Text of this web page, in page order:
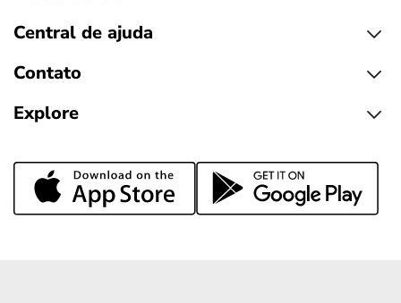
Central de ajuda
Contato
Explore